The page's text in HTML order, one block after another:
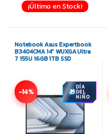
¡Último en Stock!
Notebook Asus Expertbook
B3404CMA 14″ WUXGA Ultra
7 155U 16GB 1TB SSD
-14% DÍA
DEL
NIÑO